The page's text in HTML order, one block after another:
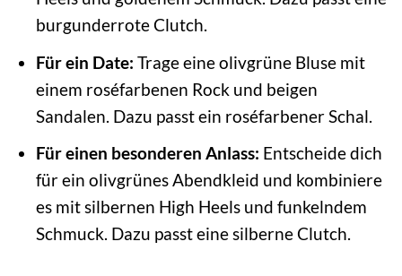
burgunderrote Clutch.
Für ein Date: Trage eine olivgrüne Bluse mit
einem roséfarbenen Rock und beigen
Sandalen. Dazu passt ein roséfarbener Schal.
Für einen besonderen Anlass: Entscheide dich
für ein olivgrünes Abendkleid und kombiniere
es mit silbernen High Heels und funkelndem
Schmuck. Dazu passt eine silberne Clutch.